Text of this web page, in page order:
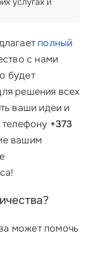
полный
с нами
будет
решения всех
ваши идеи и
телефону +373
вашим
может помочь